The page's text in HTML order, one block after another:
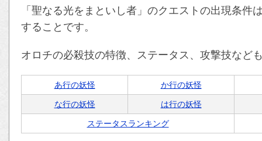
「聖なる光をまといし者」のクエストの出現条件
することです。
オロチの必殺技の特徴、ステータス、攻撃技など
あ行の妖怪 か行の妖怪
な行の妖怪 は行の妖怪
ステータスランキング